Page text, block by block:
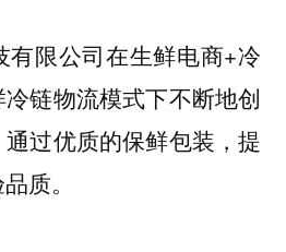
有限公司在生鲜电商+冷
链物流模式下不断地创
过优质的保鲜包装，提
质。